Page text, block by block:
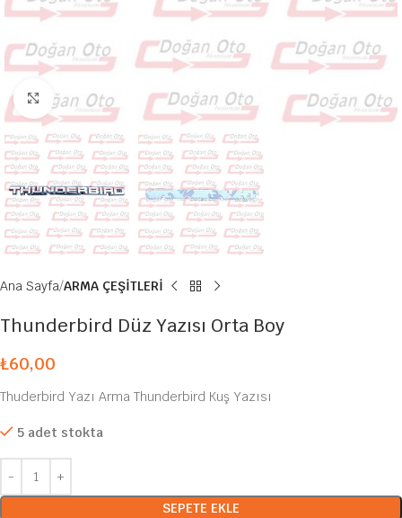
Büyütmek için tıklayın
Ana Sayfa ARMA ÇEŞİTLERİ
Thunderbird Düz Yazısı Orta Boy
₺60,00
Thuderbird Yazı Arma Thunderbird Kuş Yazısı
5 adet stokta
SEPETE EKLE